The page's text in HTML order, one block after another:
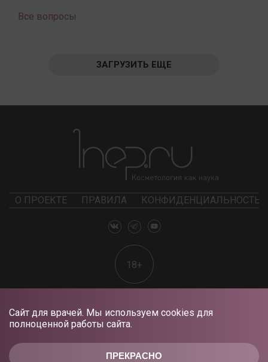
ПРЕКРАСНО
Сайт для врачей. Мы используем cookies для
полноценной работы сайта.
Все вопросы
ЗАГРУЗИТЬ ЕЩЕ
О ПРОЕКТЕ ПРАВИЛА КОНФИДЕНЦИАЛЬНОСТЬ
18+